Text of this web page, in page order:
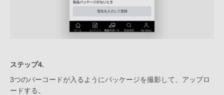
ステップ4.
3つのバーコードが入るようにパッケージを撮影して、アップロ
ードする。